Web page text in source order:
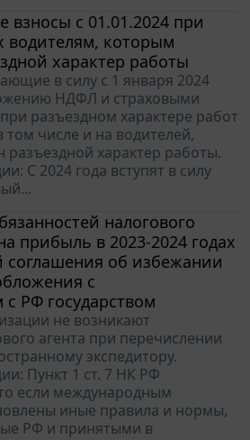
взносы с 01.01.2024 при
водителям, которым
характер работы
в силу с 1 января 2024
НДФЛ и страховыми
разъездном характере работ
том числе и на водителей,
разъездной характер работы.
С 2024 года вступят в силу
налогового
прибыль в 2023-2024 годах
соглашения об избежании
с
РФ государством
не возникают
агента при перечислении
экспедитору.
Пункт 1 ст. 7 НК РФ
если международным
иные правила и нормы,
РФ и принятыми в